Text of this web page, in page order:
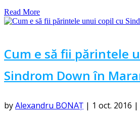
Read More
Cum e să fii părintele
Sindrom Down în
byAlexandru BONAȚ | 1 oct. 2016 |